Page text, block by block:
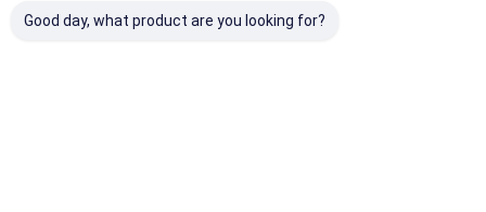
Good day, what product are you looking for?